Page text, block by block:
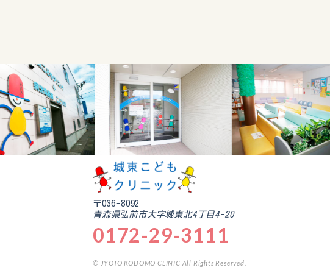
〒036-8092
青森県弘前市大字城東北4丁目4-20
0172-29-3111
© JYOTO KODOMO CLINIC All Rights Reserved.